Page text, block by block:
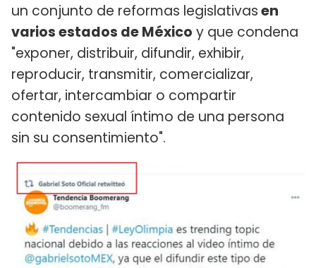
un conjunto de reformas legislativasen
varios estados de México y que condena
"exponer, distribuir, difundir, exhibir,
reproducir, transmitir, comercializar,
ofertar, intercambiar o compartir
contenido sexual íntimo de una persona
sin su consentimiento".